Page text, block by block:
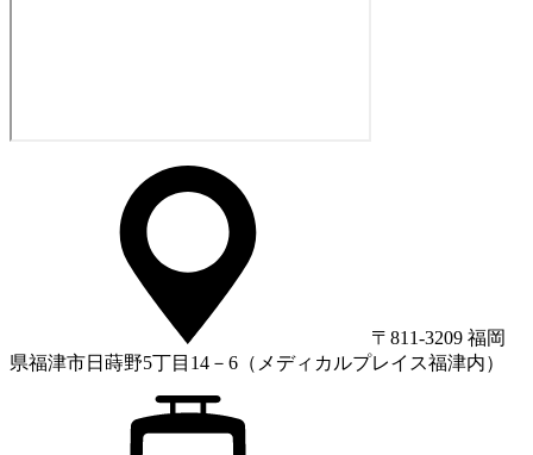
〒811-3209 福岡
県福津市日蒔野5丁目14－6（メディカルプレイス福津内）